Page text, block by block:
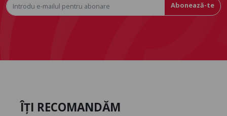
Abonează-te
ÎȚI RECOMANDĂM